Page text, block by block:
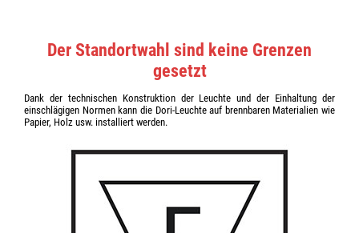
Der Standortwahl sind keine Grenzen
gesetzt
Dank der technischen Konstruktion der Leuchte und der Einhaltung der
einschlägigen Normen kann die Dori-Leuchte auf brennbaren Materialien wie
Papier, Holz usw. installiert werden.